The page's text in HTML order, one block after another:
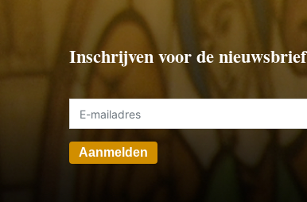
Inschrijven voor de nieuwsbrief
Aanmelden